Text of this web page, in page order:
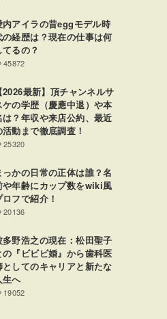
内アイラの昔eggモデル時
の経歴は？現在の仕事は何
てるの？
45872
【2026最新】頂チャンネルサ
ケの学歴（慶應中退）や本
は？年収や来店公約、最近
活動まで徹底調査！
25320
っかの日常の正体は誰？名
や年齢にカップ数をwiki風
ロフで紹介！
20136
多野浩之の現在：松田聖子
の『ビビビ婚』から歯科医
としてのキャリアと新たな
生へ
19052